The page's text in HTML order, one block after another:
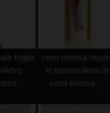
foglia
...
cero mensa risorto
in bassorilievo in
cera bianca ...